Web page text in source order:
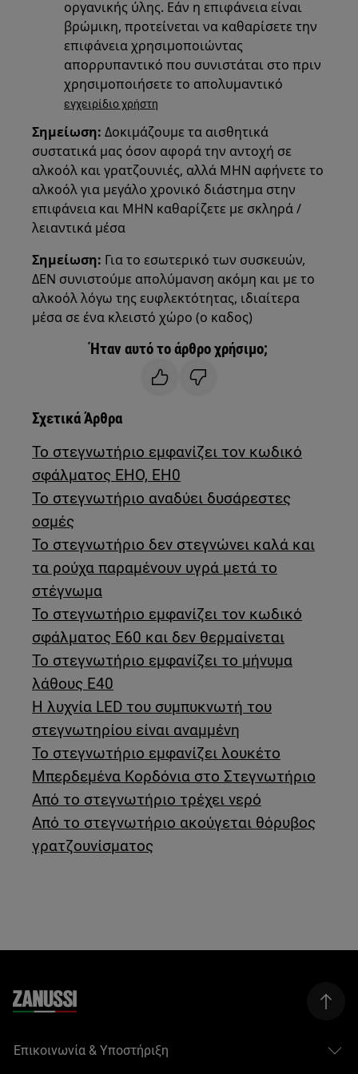
οργανικής ύλης. Εάν η επιφάνεια είναι
βρώμικη, προτείνεται να καθαρίσετε την
επιφάνεια χρησιμοποιώντας
απορρυπαντικό που συνιστάται στο πριν
χρησιμοποιήσετε το απολυμαντικό
εγχειρίδιο χρήστη
Σημείωση: Δοκιμάζουμε τα αισθητικά
συστατικά μας όσον αφορά την αντοχή σε
αλκοόλ και γρατζουνιές, αλλά ΜΗΝ αφήνετε το
αλκοόλ για μεγάλο χρονικό διάστημα στην
επιφάνεια και ΜΗΝ καθαρίζετε με σκληρά /
λειαντικά μέσα
Σημείωση: Για το εσωτερικό των συσκευών,
ΔΕΝ συνιστούμε απολύμανση ακόμη και με το
αλκοόλ λόγω της ευφλεκτότητας, ιδιαίτερα
μέσα σε ένα κλειστό χώρο (ο καδος)
Ήταν αυτό το άρθρο χρήσιμο;
Σχετικά Άρθρα
Το στεγνωτήριο εμφανίζει τον κωδικό
σφάλματος EHO, EH0
Το στεγνωτήριο αναδύει δυσάρεστες
οσμές
Το στεγνωτήριο δεν στεγνώνει καλά και
τα ρούχα παραμένουν υγρά μετά το
στέγνωμα
Το στεγνωτήριο εμφανίζει τον κωδικό
σφάλματος E60 και δεν θερμαίνεται
Το στεγνωτήριο εμφανίζει το μήνυμα
λάθους E40
Η λυχνία LED του συμπυκνωτή του
στεγνωτηρίου είναι αναμμένη
Το στεγνωτήριο εμφανίζει λουκέτο
Μπερδεμένα Κορδόνια στο Στεγνωτήριο
Από το στεγνωτήριο τρέχει νερό
Από το στεγνωτήριο ακούγεται θόρυβος
γρατζουνίσματος
Επικοινωνία & Υποστήριξη